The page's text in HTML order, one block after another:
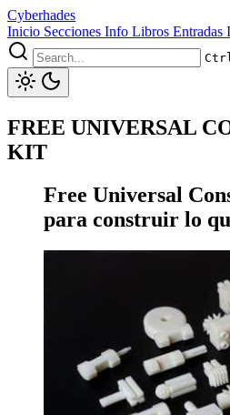
Cyberhades
Inicio Secciones Info Libros Entradas
FREE UNIVERSAL
KIT
Free Universal
para construir lo